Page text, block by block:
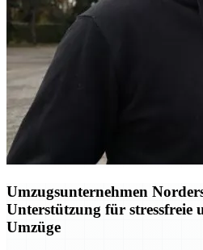
Umzugsunternehmen
Unterstützung für stressfreie
Umzüge